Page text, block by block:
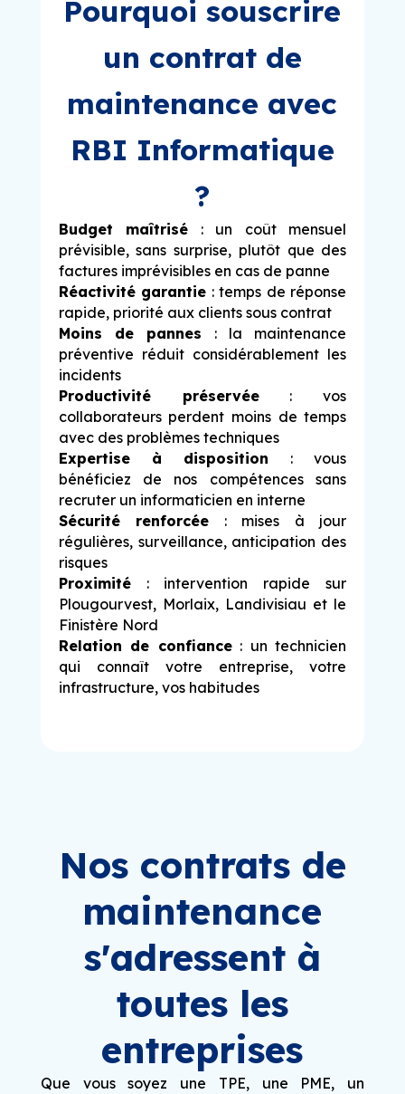
Pourquoi souscrire
un contrat de
maintenance avec
RBI Informatique
?
Budget maîtrisé : un coût mensuel
prévisible, sans surprise, plutôt que des
factures imprévisibles en cas de panne
Réactivité garantie : temps de réponse
rapide, priorité aux clients sous contrat
Moins de pannes : la maintenance
préventive réduit considérablement les
incidents
Productivité préservée: vos
collaborateurs perdent moins de temps
avec des problèmes techniques
Expertise à disposition : vous
bénéficiez de nos compétences sans
recruter un informaticien en interne
Sécurité renforcée : mises à jour
régulières, surveillance, anticipation des
risques
Proximité: intervention rapide sur
Plougourvest, Morlaix, Landivisiau et le
Finistère Nord
Relation de confiance: un technicien
qui connaît votre entreprise, votre
infrastructure, vos habitudes
Nos contrats de
maintenance
s'adressent à
toutes les
entreprises
Que vous soyez une TPE, une PME, un